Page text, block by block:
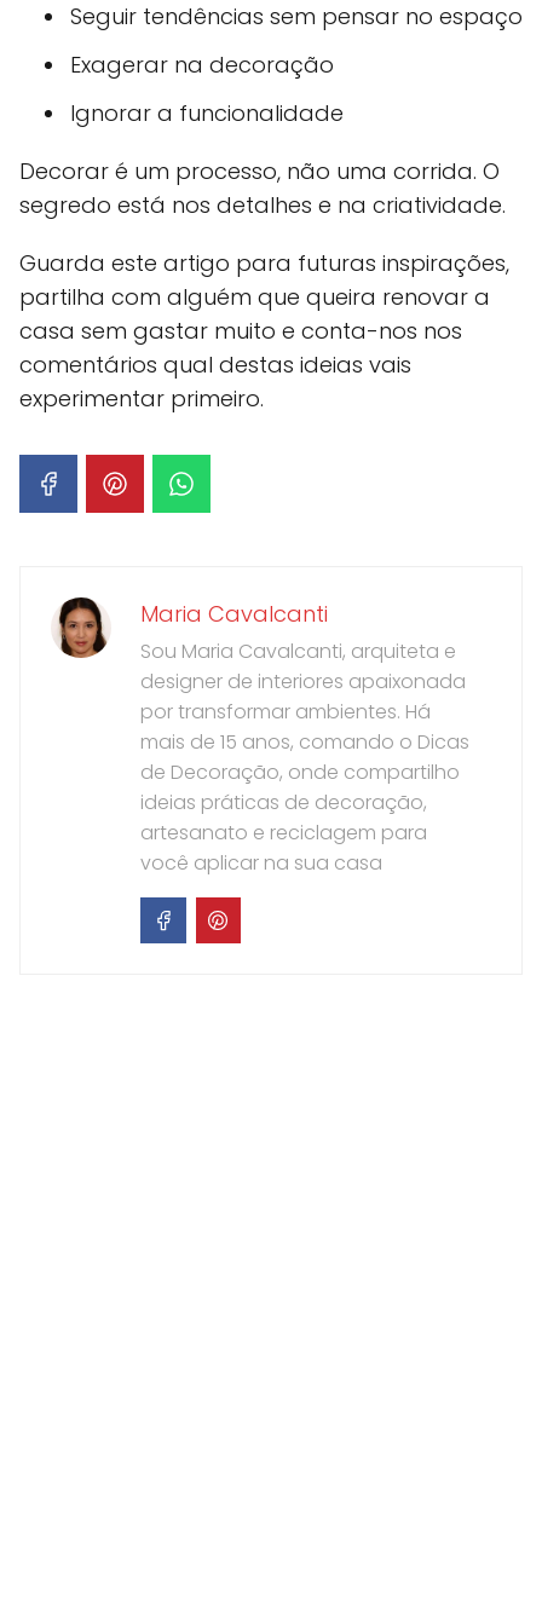
Seguir tendências sem pensar no espaço
Exagerar na decoração
Ignorar a funcionalidade
Decorar é um processo, não uma corrida. O
segredo está nos detalhes e na criatividade.
Guarda este artigo para futuras inspirações,
partilha com alguém que queira renovar a
casa sem gastar muito e conta-nos nos
comentários qual destas ideias vais
experimentar primeiro.
Maria Cavalcanti
Sou Maria Cavalcanti, arquiteta e
designer de interiores apaixonada
por transformar ambientes. Há
mais de 15 anos, comando o Dicas
de Decoração, onde compartilho
ideias práticas de decoração,
artesanato e reciclagem para
você aplicar na sua casa